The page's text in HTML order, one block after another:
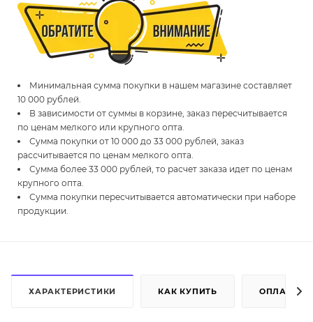
Минимальная сумма покупки в нашем магазине составляет
10 000 рублей.
В зависимости от суммы в корзине, заказ пересчитывается
по ценам мелкого или крупного опта.
Сумма покупки от 10 000 до 33 000 рублей, заказ
рассчитывается по ценам мелкого опта.
Сумма более 33 000 рублей, то расчет заказа идет по ценам
крупного опта.
Сумма покупки пересчитывается автоматически при наборе
продукции.
ХАРАКТЕРИСТИКИ КАК КУПИТЬ ОПЛАТА